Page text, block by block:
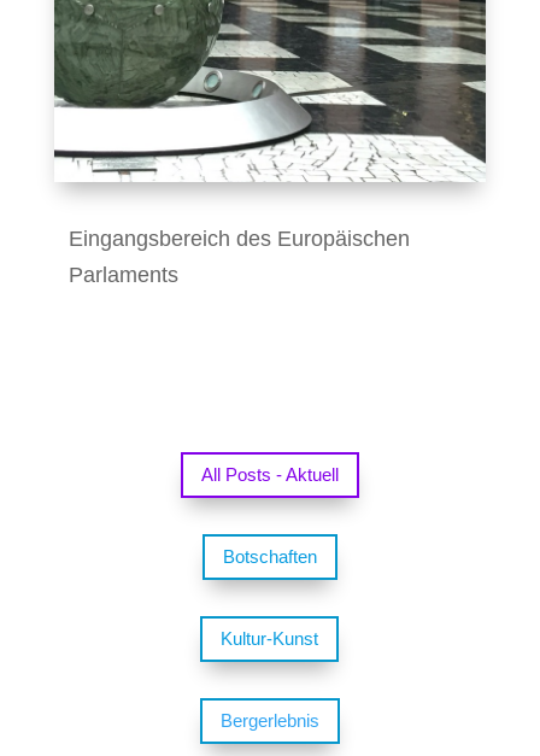
Eingangsbereich des Europäischen
Parlaments
All Posts - Aktuell
Botschaften
Kultur-Kunst
Bergerlebnis